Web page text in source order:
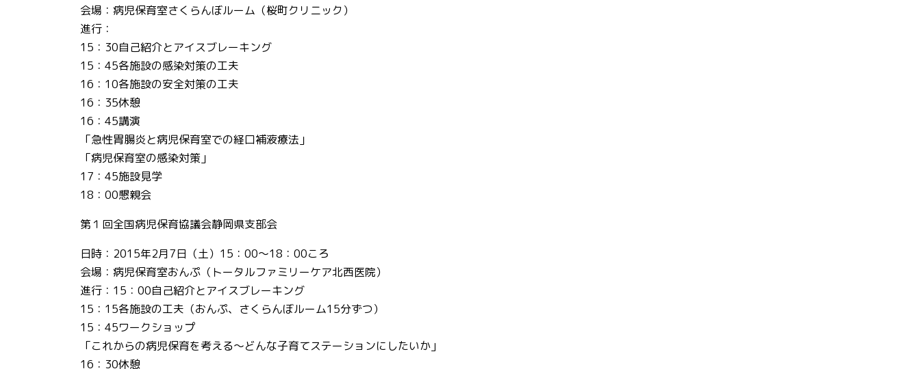
会場：病児保育室さくらんぼルーム（桜町クリニック）
進行：
15：30自己紹介とアイスブレーキング
15：45各施設の感染対策の工夫
16：10各施設の安全対策の工夫
16：35休憩
16：45講演
「急性胃腸炎と病児保育室での経口補液療法」
「病児保育室の感染対策」
17：45施設見学
18：00懇親会
第１回全国病児保育協議会静岡県支部会
日時：2015年2月7日（土）15：00～18：00ころ
会場：病児保育室おんぷ（トータルファミリーケア北西医院）
進行：15：00自己紹介とアイスブレーキング
15：15各施設の工夫（おんぷ、さくらんぼルーム15分ずつ）
15：45ワークショップ
「これからの病児保育を考える～どんな子育てステーションにしたいか」
16：30休憩